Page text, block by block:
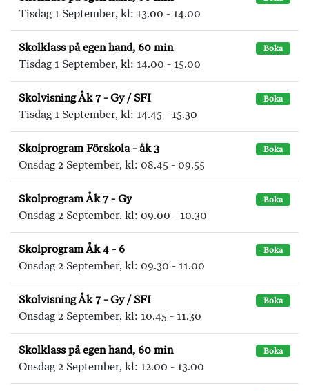
Tisdag 1 September, kl: 13.00 - 14.00
Skolklass på egen hand, 60 min Boka
Tisdag 1 September, kl: 14.00 - 15.00
Skolvisning Åk 7 - Gy / SFI Boka
Tisdag 1 September, kl: 14.45 - 15.30
Skolprogram Förskola - åk 3 Boka
Onsdag 2 September, kl: 08.45 - 09.55
Skolprogram Åk 7 - Gy Boka
Onsdag 2 September, kl: 09.00 - 10.30
Skolprogram Åk 4 - 6 Boka
Onsdag 2 September, kl: 09.30 - 11.00
Skolvisning Åk 7 - Gy / SFI Boka
Onsdag 2 September, kl: 10.45 - 11.30
Skolklass på egen hand, 60 min Boka
Onsdag 2 September, kl: 12.00 - 13.00